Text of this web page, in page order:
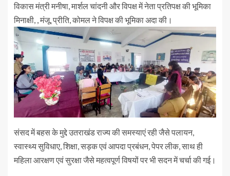
विकास मंत्री मनीषा, मार्शल चांदनी और विपक्ष में नेता प्रतिपक्ष की भूमिका
मिनाक्षी, , मंजू, प्रीति, कोमल ने विपक्ष की भूमिका अदा की।
संसद में बहस के मुद्दे उतराखंड राज्य की समस्याएं रही जैसे पलायन,
स्वास्थ्य सुविधाए, शिक्षा, सड़क एवं आपदा प्रबंधन, पेपर लीक, साथ ही
महिला आरक्षण एवं सुरक्षा जैसे महत्वपूर्ण विषयों पर भी सदन में चर्चा की गई।